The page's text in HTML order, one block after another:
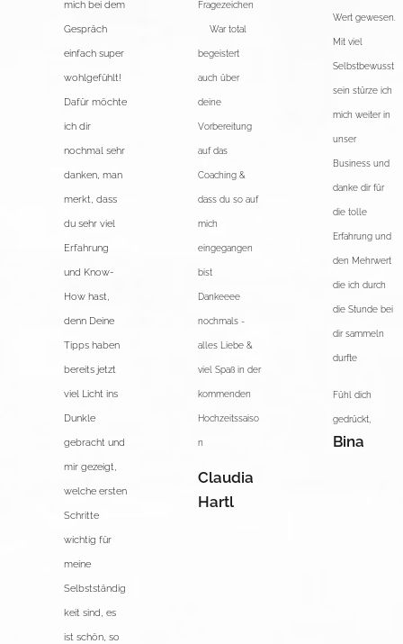
mich bei dem
Gespräch
einfach super
wohlgefühlt!
Dafür möchte
ich dir
nochmal sehr
danken, man
merkt, dass
du sehr viel
Erfahrung
und Know-
How hast,
denn Deine
Tipps haben
bereits jetzt
viel Licht ins
Dunkle
gebracht und
mir gezeigt,
welche ersten
Schritte
wichtig für
meine
Selbstständig
keit sind, es
ist schön, so
Fragezeichen
🙏🏻War total
begeistert
auch über
deine
Vorbereitung
auf das
Coaching &
dass du so auf
mich
eingegangen
bist ❣️
Dankeeee
nochmals -
alles Liebe &
viel Spaß in der
kommenden
Hochzeitssaiso
n 😘
Claudia
Hartl
Wert gewesen.
Mit viel
Selbstbewusst
sein stürze ich
mich weiter in
unser
Business und
danke dir für
die tolle
Erfahrung und
den Mehrwert
die ich durch
die Stunde bei
dir sammeln
durfte ♥️
Fühl dich
gedrückt,
Bina